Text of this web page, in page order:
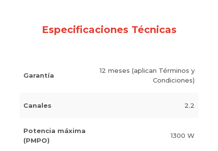
Especificaciones Técnicas
Garantía
12 meses (aplican Términos y
Condiciones)
Canales 2.2
Potencia máxima
(PMPO)
1300 W